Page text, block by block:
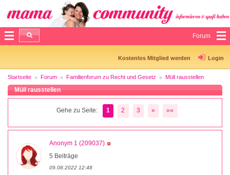
Forum
Kostenlos Mitglied werden Login
Startseite Forum Familienforum zu Recht und Gesetz Müll rausstellen
Müll rausstellen
Gehe zu Seite: 1 2 3 » »»
Anonym 1 (209037)
5 Beiträge
09.08.2022 12:48